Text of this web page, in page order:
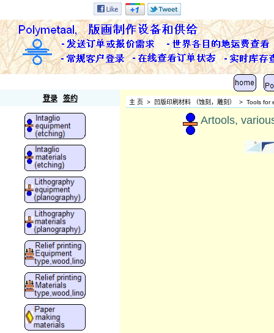
登录 签约 主 页 > 凹版印刷材料 （蚀刻，雕刻） > Tools for
Artools,